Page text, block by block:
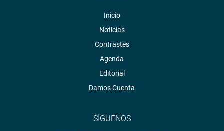
Inicio
Noticias
Contrastes
Agenda
Editorial
Damos Cuenta
SÍGUENOS